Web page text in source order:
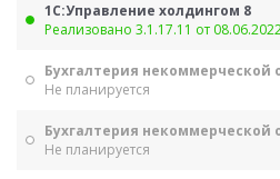
1С:Управление холдингом 8
Реализовано 3.1.17.11 от
Бухгалтерия некоммерческой
Не планируется
Бухгалтерия некоммерческой
Не планируется